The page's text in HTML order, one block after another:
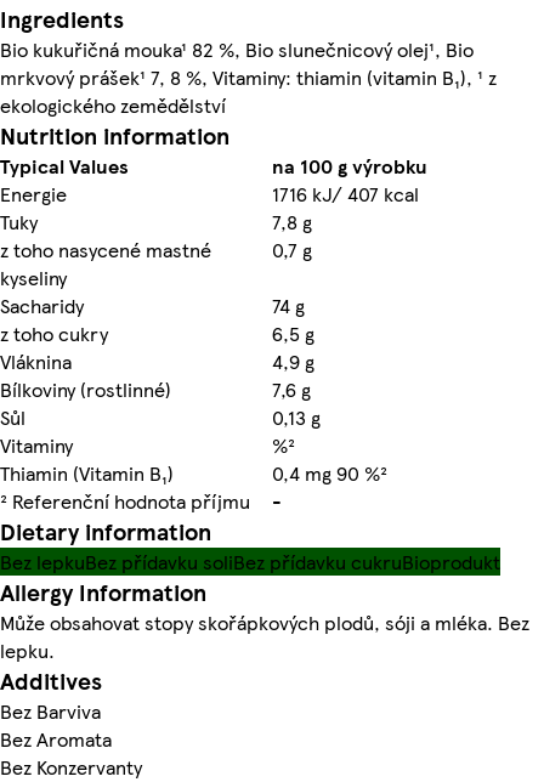
Ingredients
Bio kukuřičná mouka¹ 82 %, Bio slunečnicový olej¹, Bio
mrkvový prášek¹ 7, 8 %, Vitaminy: thiamin (vitamin B₁), ¹ z
ekologického zemědělství
Nutrition information
Typical Values
na 100 g výrobku
Energie
1716 kJ/ 407 kcal
Tuky
7,8 g
z toho nasycené mastné
kyseliny
0,7 g
Sacharidy
74 g
z toho cukry
6,5 g
Vláknina
4,9 g
Bílkoviny (rostlinné)
7,6 g
Sůl
0,13 g
Vitaminy
%²
Thiamin (Vitamin B₁)
0,4 mg 90 %²
² Referenční hodnota příjmu
-
Dietary information
Bez lepkuBez přídavku soliBez přídavku cukruBioprodukt
Allergy Information
Může obsahovat stopy skořápkových plodů, sóji a mléka. Bez
lepku.
Additives
Bez Barviva
Bez Aromata
Bez Konzervanty